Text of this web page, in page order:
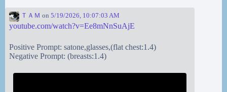
ＴＡＭ on 5/19/2026, 10:07:03 AM
youtube.com/watch?v=Ee8mNnSuAjE
Positive Prompt: satone,glasses,(flat chest:1.4)
Negative Prompt: (breasts:1.4)